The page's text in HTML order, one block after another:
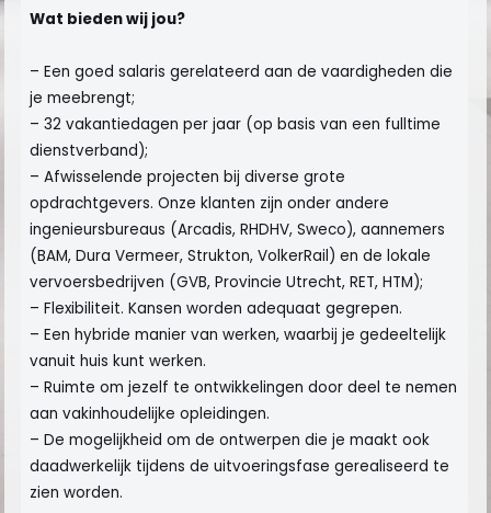
Wat bieden wij jou?
– Een goed salaris gerelateerd aan de vaardigheden die
je meebrengt;
– 32 vakantiedagen per jaar (op basis van een fulltime
dienstverband);
– Afwisselende projecten bij diverse grote
opdrachtgevers. Onze klanten zijn onder andere
ingenieursbureaus (Arcadis, RHDHV, Sweco), aannemers
(BAM, Dura Vermeer, Strukton, VolkerRail) en de lokale
vervoersbedrijven (GVB, Provincie Utrecht, RET, HTM);
– Flexibiliteit. Kansen worden adequaat gegrepen.
– Een hybride manier van werken, waarbij je gedeeltelijk
vanuit huis kunt werken.
– Ruimte om jezelf te ontwikkelingen door deel te nemen
aan vakinhoudelijke opleidingen.
– De mogelijkheid om de ontwerpen die je maakt ook
daadwerkelijk tijdens de uitvoeringsfase gerealiseerd te
zien worden.